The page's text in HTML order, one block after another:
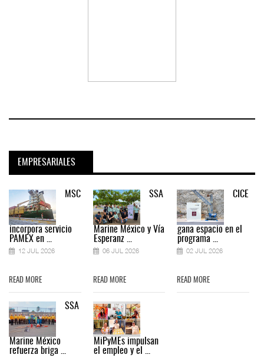
EMPRESARIALES
MSC
incorpora servicio
PAMEX en ...
12 JUL 2026
READ MORE
SSA
Marine México
refuerza briga ...
SSA
Marine México y Vía
Esperanz ...
06 JUL 2026
READ MORE
MiPyMEs impulsan
el empleo y el ...
CICE
gana espacio en el
programa ...
02 JUL 2026
READ MORE